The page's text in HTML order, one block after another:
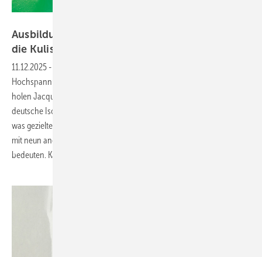
Ausbildung, Europameister – ein Blick hinter
die Kulissen
11.12.2025 -
Hochspannung in Roskilde: Beim europäischen WKSB-Wettbewerb
holen Jacqueline Baden und Julian Brükner den Titel für das
deutsche Isolierhandwerk. Aus Trainerperspektive zeigt der Beitrag,
was gezieltes Coaching, digitale Blechbearbeitung und der Vergleich
mit neun anderen Nationen für Nachwuchs, Betriebe und Branche
bedeuten. Karlheinz